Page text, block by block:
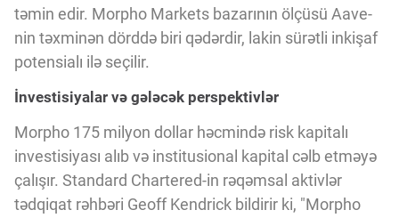
təmin edir. Morpho Markets bazarının ölçüsü Aave-
nin təxminən dörddə biri qədərdir, lakin sürətli inkişaf
potensialı ilə seçilir.
İnvestisiyalar və gələcək perspektivlər
Morpho 175 milyon dollar həcmində risk kapitalı
investisiyası alıb və institusional kapital cəlb etməyə
çalışır. Standard Chartered-in rəqəmsal aktivlər
tədqiqat rəhbəri Geoff Kendrick bildirir ki, "Morpho